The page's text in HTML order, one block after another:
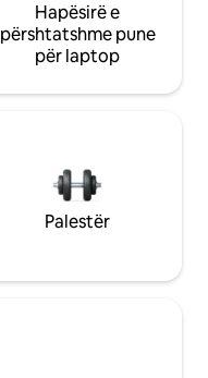
Hapësirë e
përshtatshme pune
për laptop
Palestër